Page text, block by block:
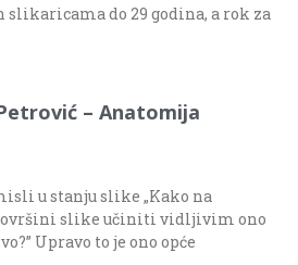
slikaricama do 29 godina, a rok za
– Anatomija
u stanju slike „Kako na
slike učiniti vidljivim ono
Upravo to je ono opće